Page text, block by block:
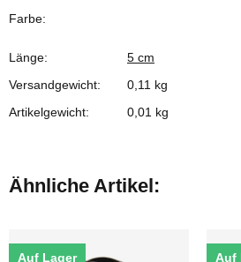
Farbe:
Länge:
5 cm
Versandgewicht:
0,11 kg
Artikelgewicht:
0,01 kg
Ähnliche Artikel:
Auf Lager Auf